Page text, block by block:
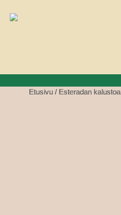
Etusivu / Esteradan kalustoa